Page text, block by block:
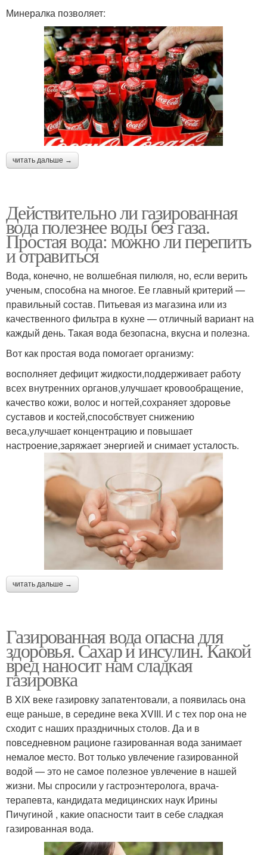
Минералка позволяет:
читать дальше →
Действительно ли газированная
вода полезнее воды без газа.
Простая вода: можно ли перепить
и отравиться
Вода, конечно, не волшебная пилюля, но, если верить
ученым, способна на многое. Ее главный критерий —
правильный состав. Питьевая из магазина или из
качественного фильтра в кухне — отличный вариант на
каждый день. Такая вода безопасна, вкусна и полезна.
Вот как простая вода помогает организму:
восполняет дефицит жидкости,поддерживает работу
всех внутренних органов,улучшает кровообращение,
качество кожи, волос и ногтей,сохраняет здоровье
суставов и костей,способствует снижению
веса,улучшает концентрацию и повышает
настроение,заряжает энергией и снимает усталость.
читать дальше →
Газированная вода опасна для
здоровья. Сахар и инсулин. Какой
вред наносит нам сладкая
газировка
В XIX веке газировку запатентовали, а появилась она
еще раньше, в середине века XVIII. И с тех пор она не
сходит с наших праздничных столов. Да и в
повседневном рационе газированная вода занимает
немалое место. Вот только увлечение газированной
водой — это не самое полезное увлечение в нашей
жизни. Мы спросили у гастроэнтеролога, врача-
терапевта, кандидата медицинских наук Ирины
Пичугиной , какие опасности таит в себе сладкая
газированная вода.